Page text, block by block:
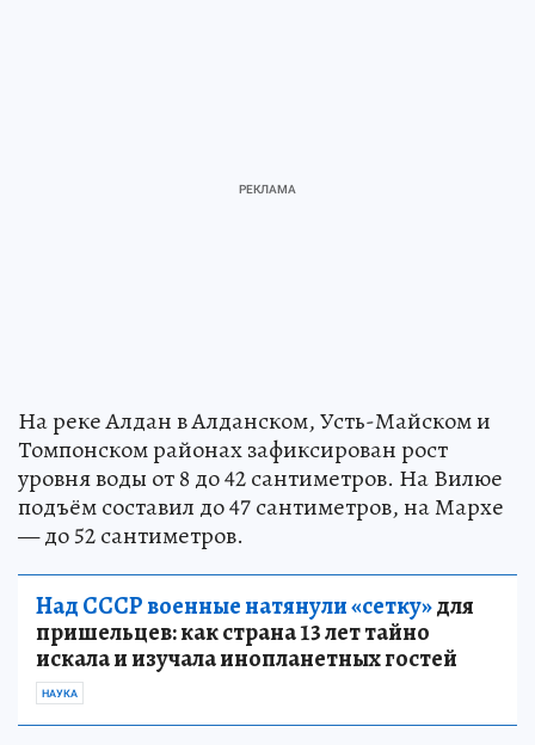
На реке Алдан в Алданском, Усть-Майском и
Томпонском районах зафиксирован рост
уровня воды от 8 до 42 сантиметров. На Вилюе
подъём составил до 47 сантиметров, на Мархе
— до 52 сантиметров.
Над СССР военные натянули «сетку»для
пришельцев: как страна 13 лет тайно
искала и изучала инопланетных гостей
НАУКА